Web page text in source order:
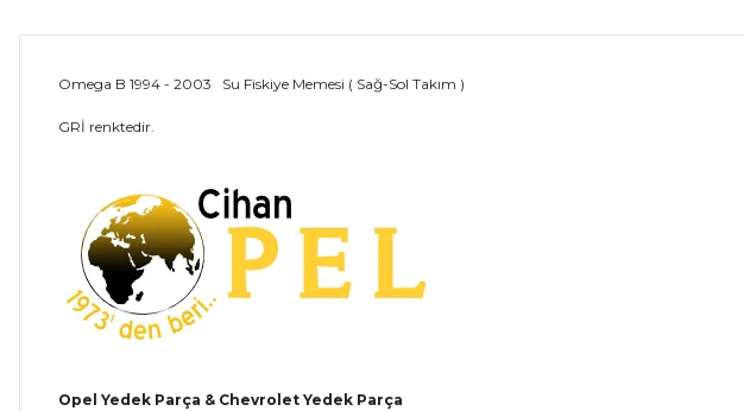
Omega B 1994 - 2003 Su Fiskiye Memesi ( Sağ-Sol Takım )
GRİ renktedir.
Opel Yedek Parça & Chevrolet Yedek Parça